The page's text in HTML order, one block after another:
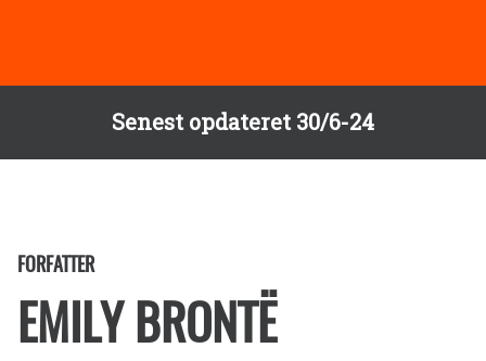
Senest opdateret 30/6-24
FORFATTER
EMILY BRONTË